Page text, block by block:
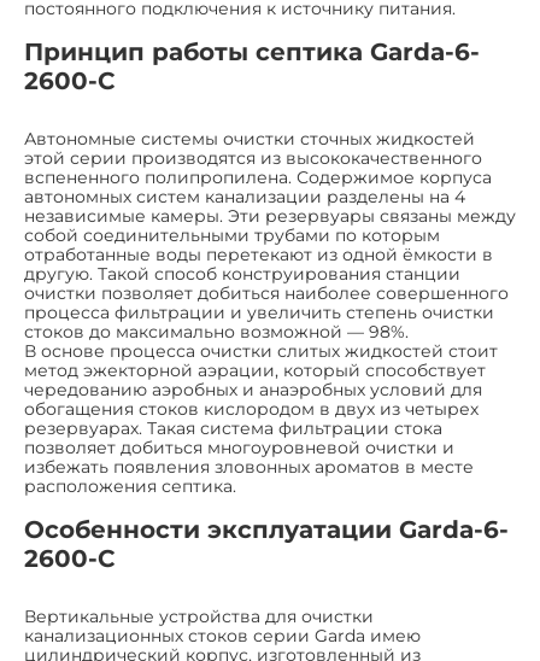
постоянного подключения к источнику питания.
Принцип работы септика Garda-6-
2600-C
Автономные системы очистки сточных жидкостей
этой серии производятся из высококачественного
вспененного полипропилена. Содержимое корпуса
автономных систем канализации разделены на 4
независимые камеры. Эти резервуары связаны между
собой соединительными трубами по которым
отработанные воды перетекают из одной ёмкости в
другую. Такой способ конструирования станции
очистки позволяет добиться наиболее совершенного
процесса фильтрации и увеличить степень очистки
стоков до максимально возможной — 98%.
В основе процесса очистки слитых жидкостей стоит
метод эжекторной аэрации, который способствует
чередованию аэробных и анаэробных условий для
обогащения стоков кислородом в двух из четырех
резервуарах. Такая система фильтрации стока
позволяет добиться многоуровневой очистки и
избежать появления зловонных ароматов в месте
расположения септика.
Особенности эксплуатации Garda-6-
2600-C
Вертикальные устройства для очистки
канализационных стоков серии Garda имею
цилиндрический корпус, изготовленный из